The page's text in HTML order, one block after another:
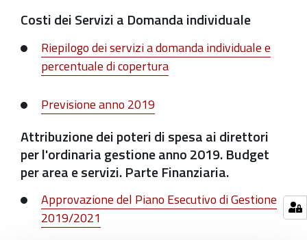
Costi dei Servizi a Domanda individuale
Riepilogo dei servizi a domanda individuale e
percentuale di copertura
Previsione anno 2019
Attribuzione dei poteri di spesa ai direttori
per l'ordinaria gestione anno 2019. Budget
per area e servizi. Parte Finanziaria.
Approvazione del Piano Esecutivo di Gestione
2019/2021